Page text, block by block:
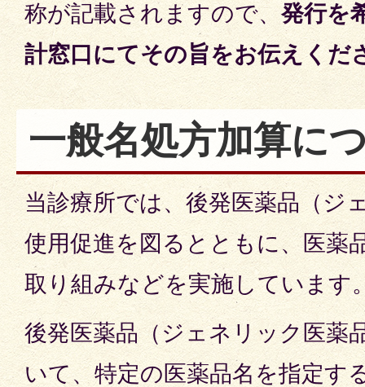
称が記載されますので、発行を
計窓口にてその旨をお伝えくだ
一般名処方加算に
当診療所では、後発医薬品（ジ
使用促進を図るとともに、医薬
取り組みなどを実施しています
後発医薬品（ジェネリック医薬
いて、特定の医薬品名を指定す